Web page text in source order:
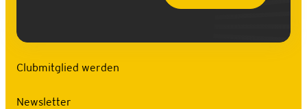
Clubmitglied werden
Newsletter